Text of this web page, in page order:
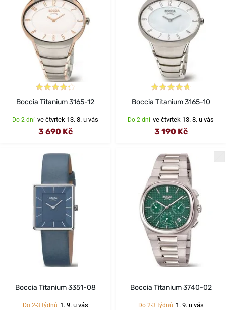
Boccia Titanium 3165-12
Do 2 dní ve čtvrtek 13. 8. u vás
3 690 Kč
Boccia Titanium 3165-10
Do 2 dní ve čtvrtek 13. 8. u vás
3 190 Kč
Boccia Titanium 3351-08
Do 2-3 týdnů 1. 9. u vás
Boccia Titanium 3740-02
Do 2-3 týdnů 1. 9. u vás